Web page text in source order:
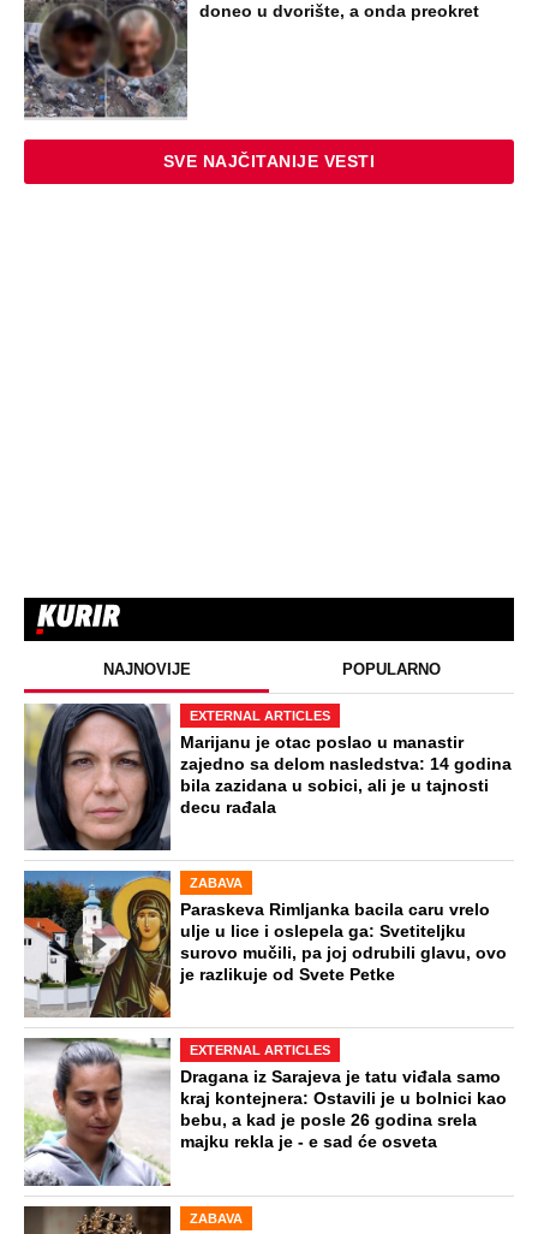
doneo u dvorište, a onda preokret
SVE NAJČITANIJE VESTI
NAJNOVIJE POPULARNO
EXTERNAL ARTICLES
Marijanu je otac poslao u manastir
zajedno sa delom nasledstva: 14 godina
bila zazidana u sobici, ali je u tajnosti
decu rađala
ZABAVA
Paraskeva Rimljanka bacila caru vrelo
ulje u lice i oslepela ga: Svetiteljku
surovo mučili, pa joj odrubili glavu, ovo
je razlikuje od Svete Petke
EXTERNAL ARTICLES
Dragana iz Sarajeva je tatu viđala samo
kraj kontejnera: Ostavili je u bolnici kao
bebu, a kad je posle 26 godina srela
majku rekla je - e sad će osveta
ZABAVA